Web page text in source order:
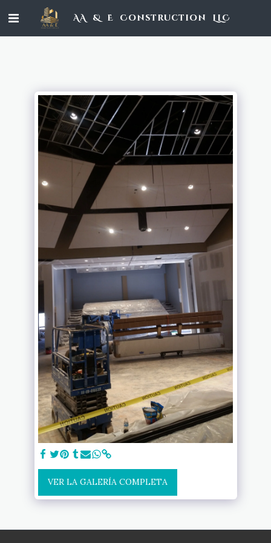
AA & E Construction LLC
VER LA GALERÍA COMPLETA